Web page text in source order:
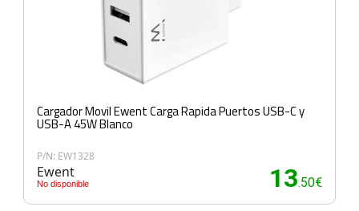
Cargador Movil Ewent Carga Rapida Puertos USB-C y
USB-A 45W Blanco
P/N: EW1328
Ewent
No disponible 13.50€